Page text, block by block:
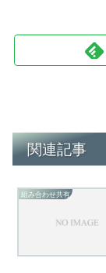
関連記事
組み合わせ共有